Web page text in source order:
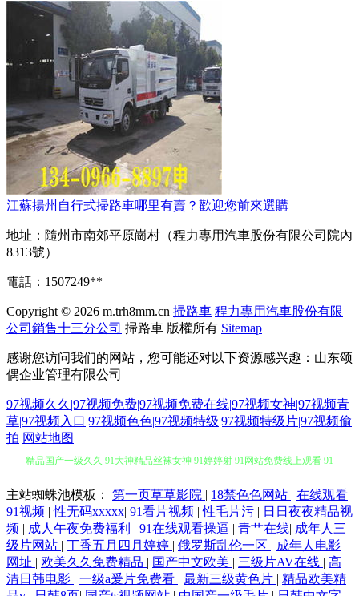
江蘇揚州自行式掃路車哪里有賣？歡迎您前來選購
地址：隨州市南郊平原崗村（程力專用汽車股份有限公司院內
8313號）
電話：1507249**
Copyright © 2026 m.trh8mm.cn 掃路車 程力專用汽車股份有限
公司銷售十三分公司 掃路車 版權所有 Sitemap
感谢您访问我们的网站，您可能还对以下资源感兴趣：山东颂
偶企业管理有限公司
97视频久久|97视频免费|97视频免费在线|97视频女神|97视频青
草|97视频入口|97视频色色|97视频特级|97视频特级片|97视频偷
拍 网站地图
精品国产一级久久 91大神精品丝袜女神 91婷婷射 91网站免费线上观看 91
国产福利 99手机在线视频蜜桃 97资源站在线在线 不卡午夜东京热 超碰资
源网 欧洲亚洲精品人妻 97超碰护士 91视频国语免费 久久少妇麻豆免费视
主站蜘蛛池模板： 第一页草草影院 | 18禁色色网站 | 在线观看
91视频 |性无码xxxxx| 91看片视频 |性毛片污 | 日日夜夜精品视
频 | 成人午夜免费福利 | 91在线观看操逼 | 青艹在线| 成年人三
级片网站 | 丁香五月四月婷婷 | 俄罗斯乱伦一区 | 成年人电影
网址 | 欧美久久免费精品 | 国产中文欧美 | 三级片AV在线 | 高
清日韩电影 | 一级a爰片免费看 | 最新三级黄色片 | 精品欧美精